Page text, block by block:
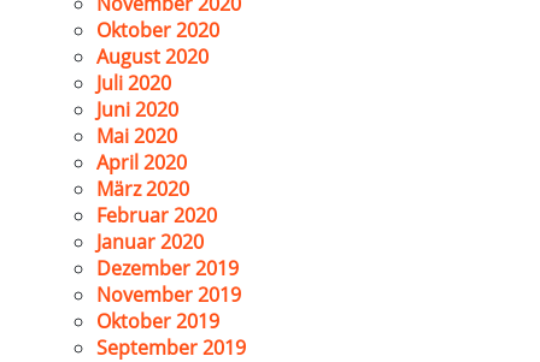
Oktober 2020
August 2020
Juli 2020
Juni 2020
Mai 2020
April 2020
März 2020
Februar 2020
Januar 2020
Dezember 2019
November 2019
Oktober 2019
September 2019